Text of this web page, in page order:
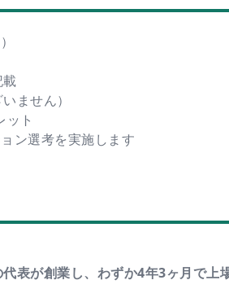
ません）
ット
ン選考を実施します
代表が創業し、わずか4年3ヶ月で